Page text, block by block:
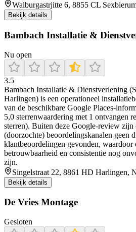
Walburgastrjitte 6, 8855 CL
Bekijk details
Bambach Installatie &
Nu open
3.5
Bambach Installatie & Dienstverlening
Harlingen) is een operationeel
van de beschikbare Google Places-
5,0 sterrenwaardering met 1 ontvangen
sterren). Buiten deze Google-review zijn
(doorzochte) beoordelingskanalen geen
klantbeoordelingen gevonden, waardoor
betrouwbaarheid en consistentie nog
zijn.
Singelstraat 22, 8861 HD Harlingen,
Bekijk details
De Vries Montage
Gesloten